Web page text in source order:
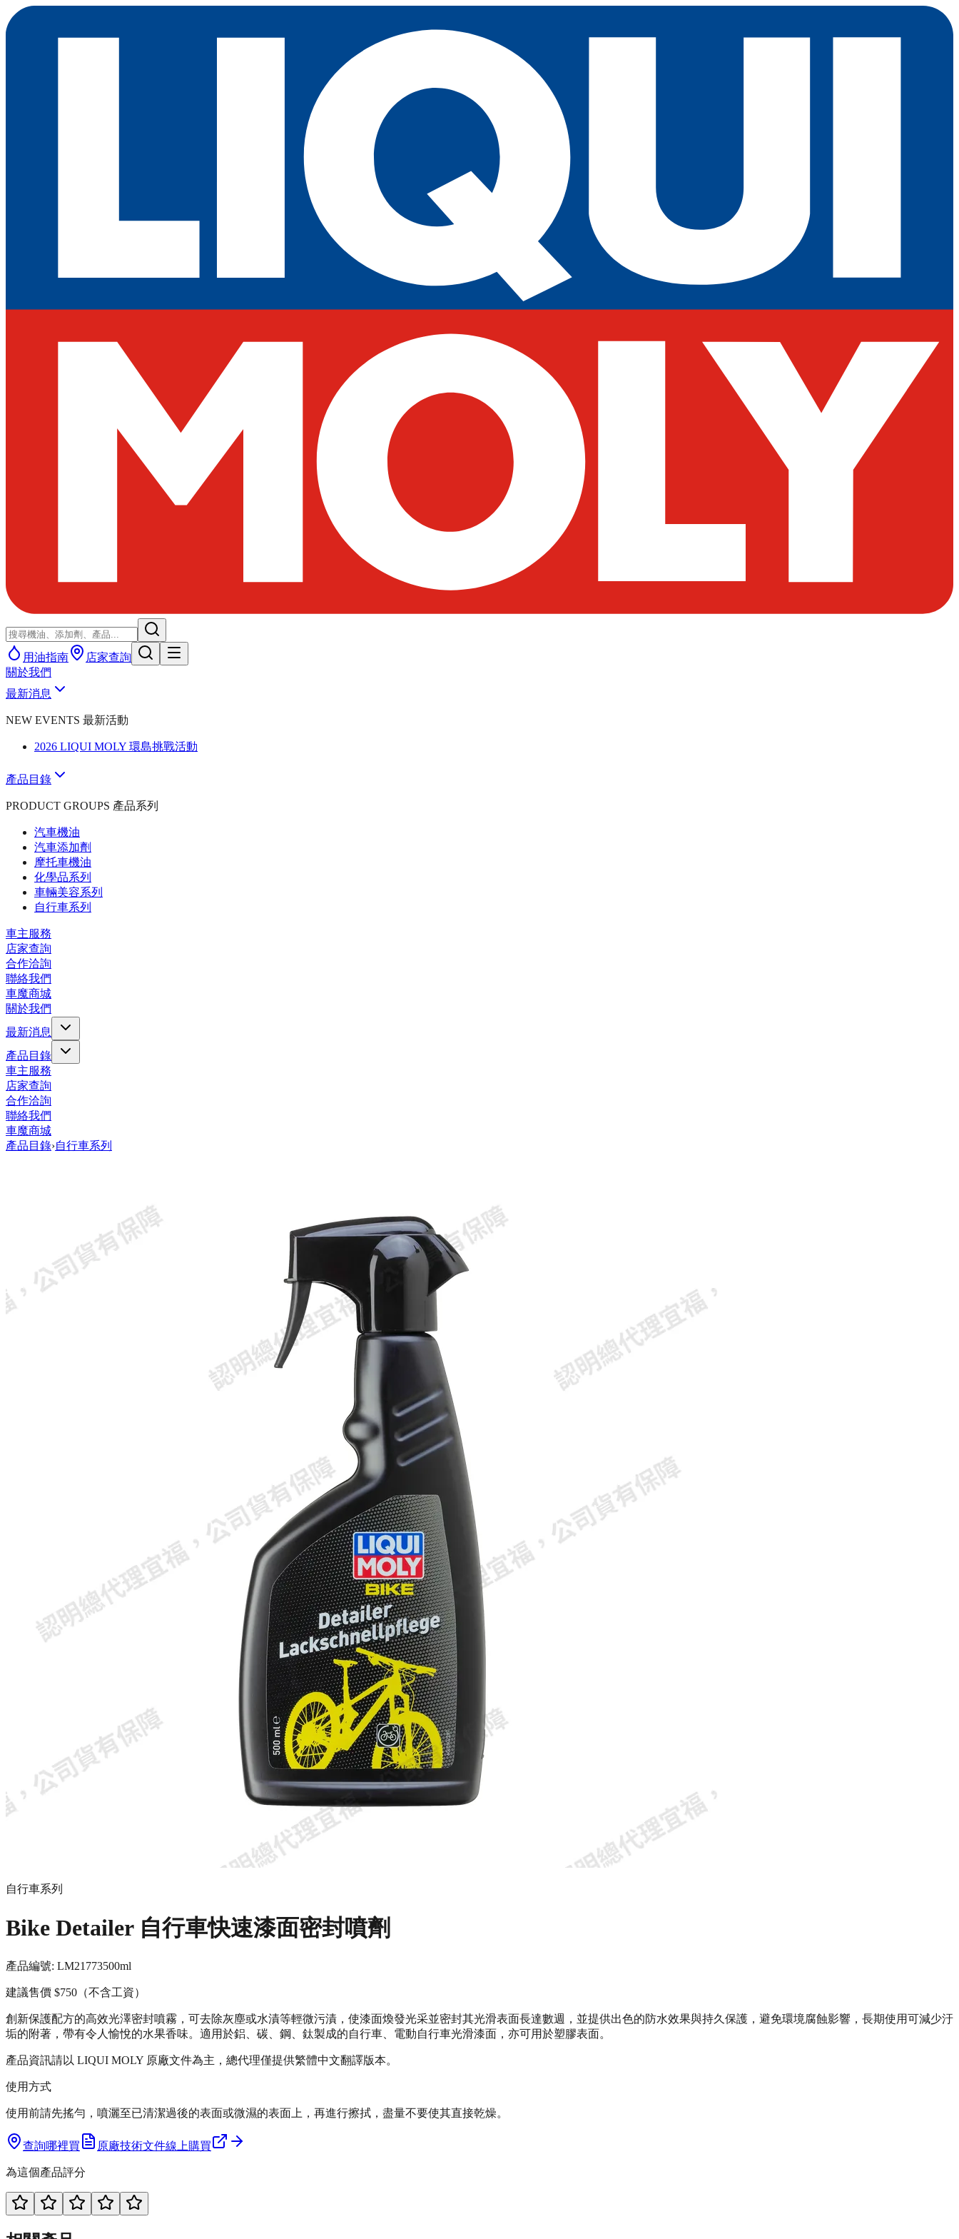
用油指南
店家查詢
關於我們
最新消息
NEW EVENTS 最新活動
2026 LIQUI MOLY 環島挑戰活動
產品目錄
PRODUCT GROUPS 產品系列
汽車機油
汽車添加劑
摩托車機油
化學品系列
車輛美容系列
自行車系列
車主服務
店家查詢
合作洽詢
聯絡我們
車魔商城
關於我們
最新消息
產品目錄
車主服務
店家查詢
合作洽詢
聯絡我們
車魔商城
產品目錄›自行車系列
自行車系列
Bike Detailer 自行車快速漆面密封噴劑
產品編號: LM21773500ml
建議售價 $750 （不含工資）
創新保護配方的高效光澤密封噴霧，可去除灰塵或水漬等輕微污漬，使漆面煥發光采並密封其光滑表面長達數週，並提供出色的防水效果與持久保護，避免環境腐蝕影響，長期使用可減少汙
垢的附著，帶有令人愉悅的水果香味。適用於鋁、碳、鋼、鈦製成的自行車、電動自行車光滑漆面，亦可用於塑膠表面。
產品資訊請以 LIQUI MOLY 原廠文件為主，總代理僅提供繁體中文翻譯版本。
使用方式
使用前請先搖勻，噴灑至已清潔過後的表面或微濕的表面上，再進行擦拭，盡量不要使其直接乾燥。
查詢哪裡買 原廠技術文件線上購買
為這個產品評分